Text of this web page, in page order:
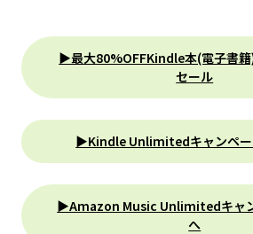
▶最大80%OFFKindle本(電子書籍
セール
▶Kindle Unlimitedキャンペー
▶Amazon Music Unlimitedキャ
へ